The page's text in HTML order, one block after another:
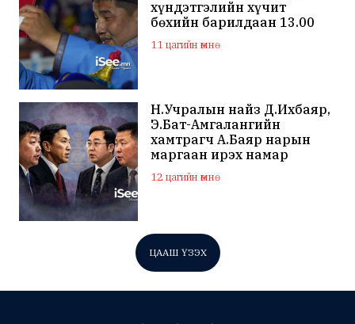
хүндэтгэлийн хүчит
бөхийн барилдаан 13.00
цагаас эхэлнэ
11 цагийн өмнө
Н.Учралын найз Д.Ихбаяр,
Э.Бат-Амгалангийн
хамтрагч А.Баяр нарын
маргаан ирэх намар
нийслэлийн МАН дахин
хагарахыг харуулж байна
12 цагийн өмнө
ЦААШ ҮЗЭХ